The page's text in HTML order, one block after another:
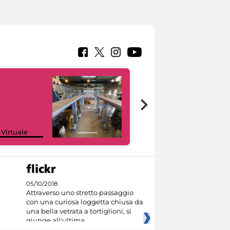
Virtuale
05/10/2018
Attraverso uno stretto passaggio
con una curiosa loggetta chiusa da
una bella vetrata a tortiglioni, si
giunge all'ultima